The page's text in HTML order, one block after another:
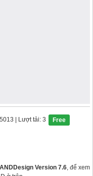
| Lượt tải: 3 Free
Version 7.6, để xem